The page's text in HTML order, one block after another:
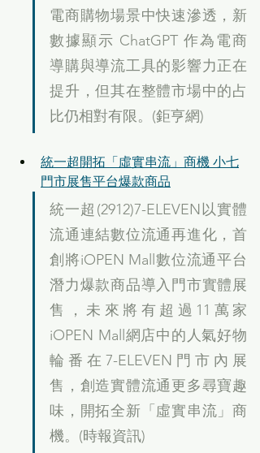
電商購物場景中快速滲透，新
數據顯示 ChatGPT 作為電商
導購與導流工具的影響力正在
提升，但其在整體市場中的占
比仍相對有限。(鉅亨網)
統一超開拓「虛實串流」商機 小七
門市展售平台爆款商品
統一超(2912)7-ELEVEN以實體
流通連結數位流通再進化，首
創將iOPEN Mall數位流通平台
潛力爆款商品導入門市實體展
售，未來將有超過11萬家
iOPEN Mall網店中的人氣好物
輪番在7-ELEVEN門市內展
售，創造實體流通更多尋寶趣
味，開拓全新「虛實串流」商
機。(時報資訊)